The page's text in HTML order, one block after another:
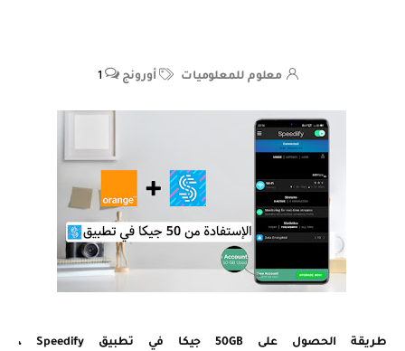
معلوم للمعلوميات أورونج
طريقة الحصول على 50GB جيكا في تطبيق Speedify ،